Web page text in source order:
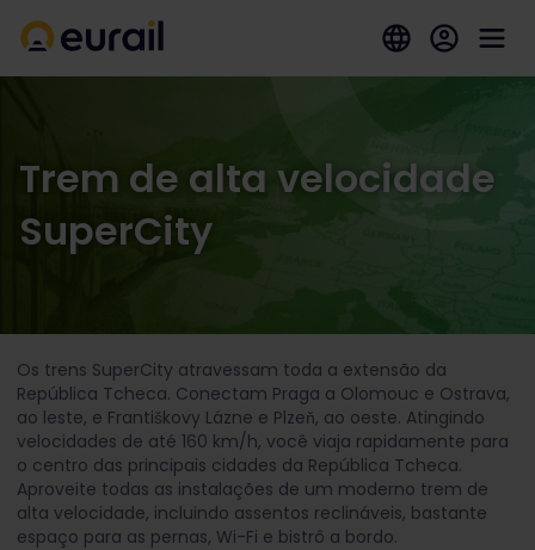
Trem de alta velocidade
SuperCity
Os trens SuperCity atravessam toda a extensão da
República Tcheca. Conectam Praga a Olomouc e Ostrava,
ao leste, e Františkovy Lázne e Plzeň, ao oeste. Atingindo
velocidades de até 160 km/h, você viaja rapidamente para
o centro das principais cidades da República Tcheca.
Aproveite todas as instalações de um moderno trem de
alta velocidade, incluindo assentos reclináveis, bastante
espaço para as pernas, Wi-Fi e bistrô a bordo.